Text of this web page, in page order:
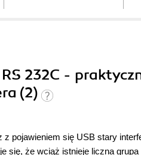
232C -
(2)
pojawieniem się USB stary
się, że wciąż istnieje liczna